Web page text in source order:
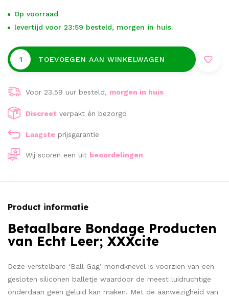
Op voorraad
levertijd voor 23:59 besteld, morgen in huis.
TOEVOEGEN AAN WINKELWAGEN
Voor 23.59 uur besteld, morgen in huis
Discreet verpakt én bezorgd
Laagste prijsgarantie
Wij scoren een uit beoordelingen
Product informatie
Betaalbare Bondage Producten
van Echt Leer; XXXcite
Deze verstelbare ‘Ball Gag’ mondknevel is voorzien van een
gesloten siliconen balletje waardoor de meest luidruchtige
onderdaan geen geluid kan maken. Met de aanwezigheid van